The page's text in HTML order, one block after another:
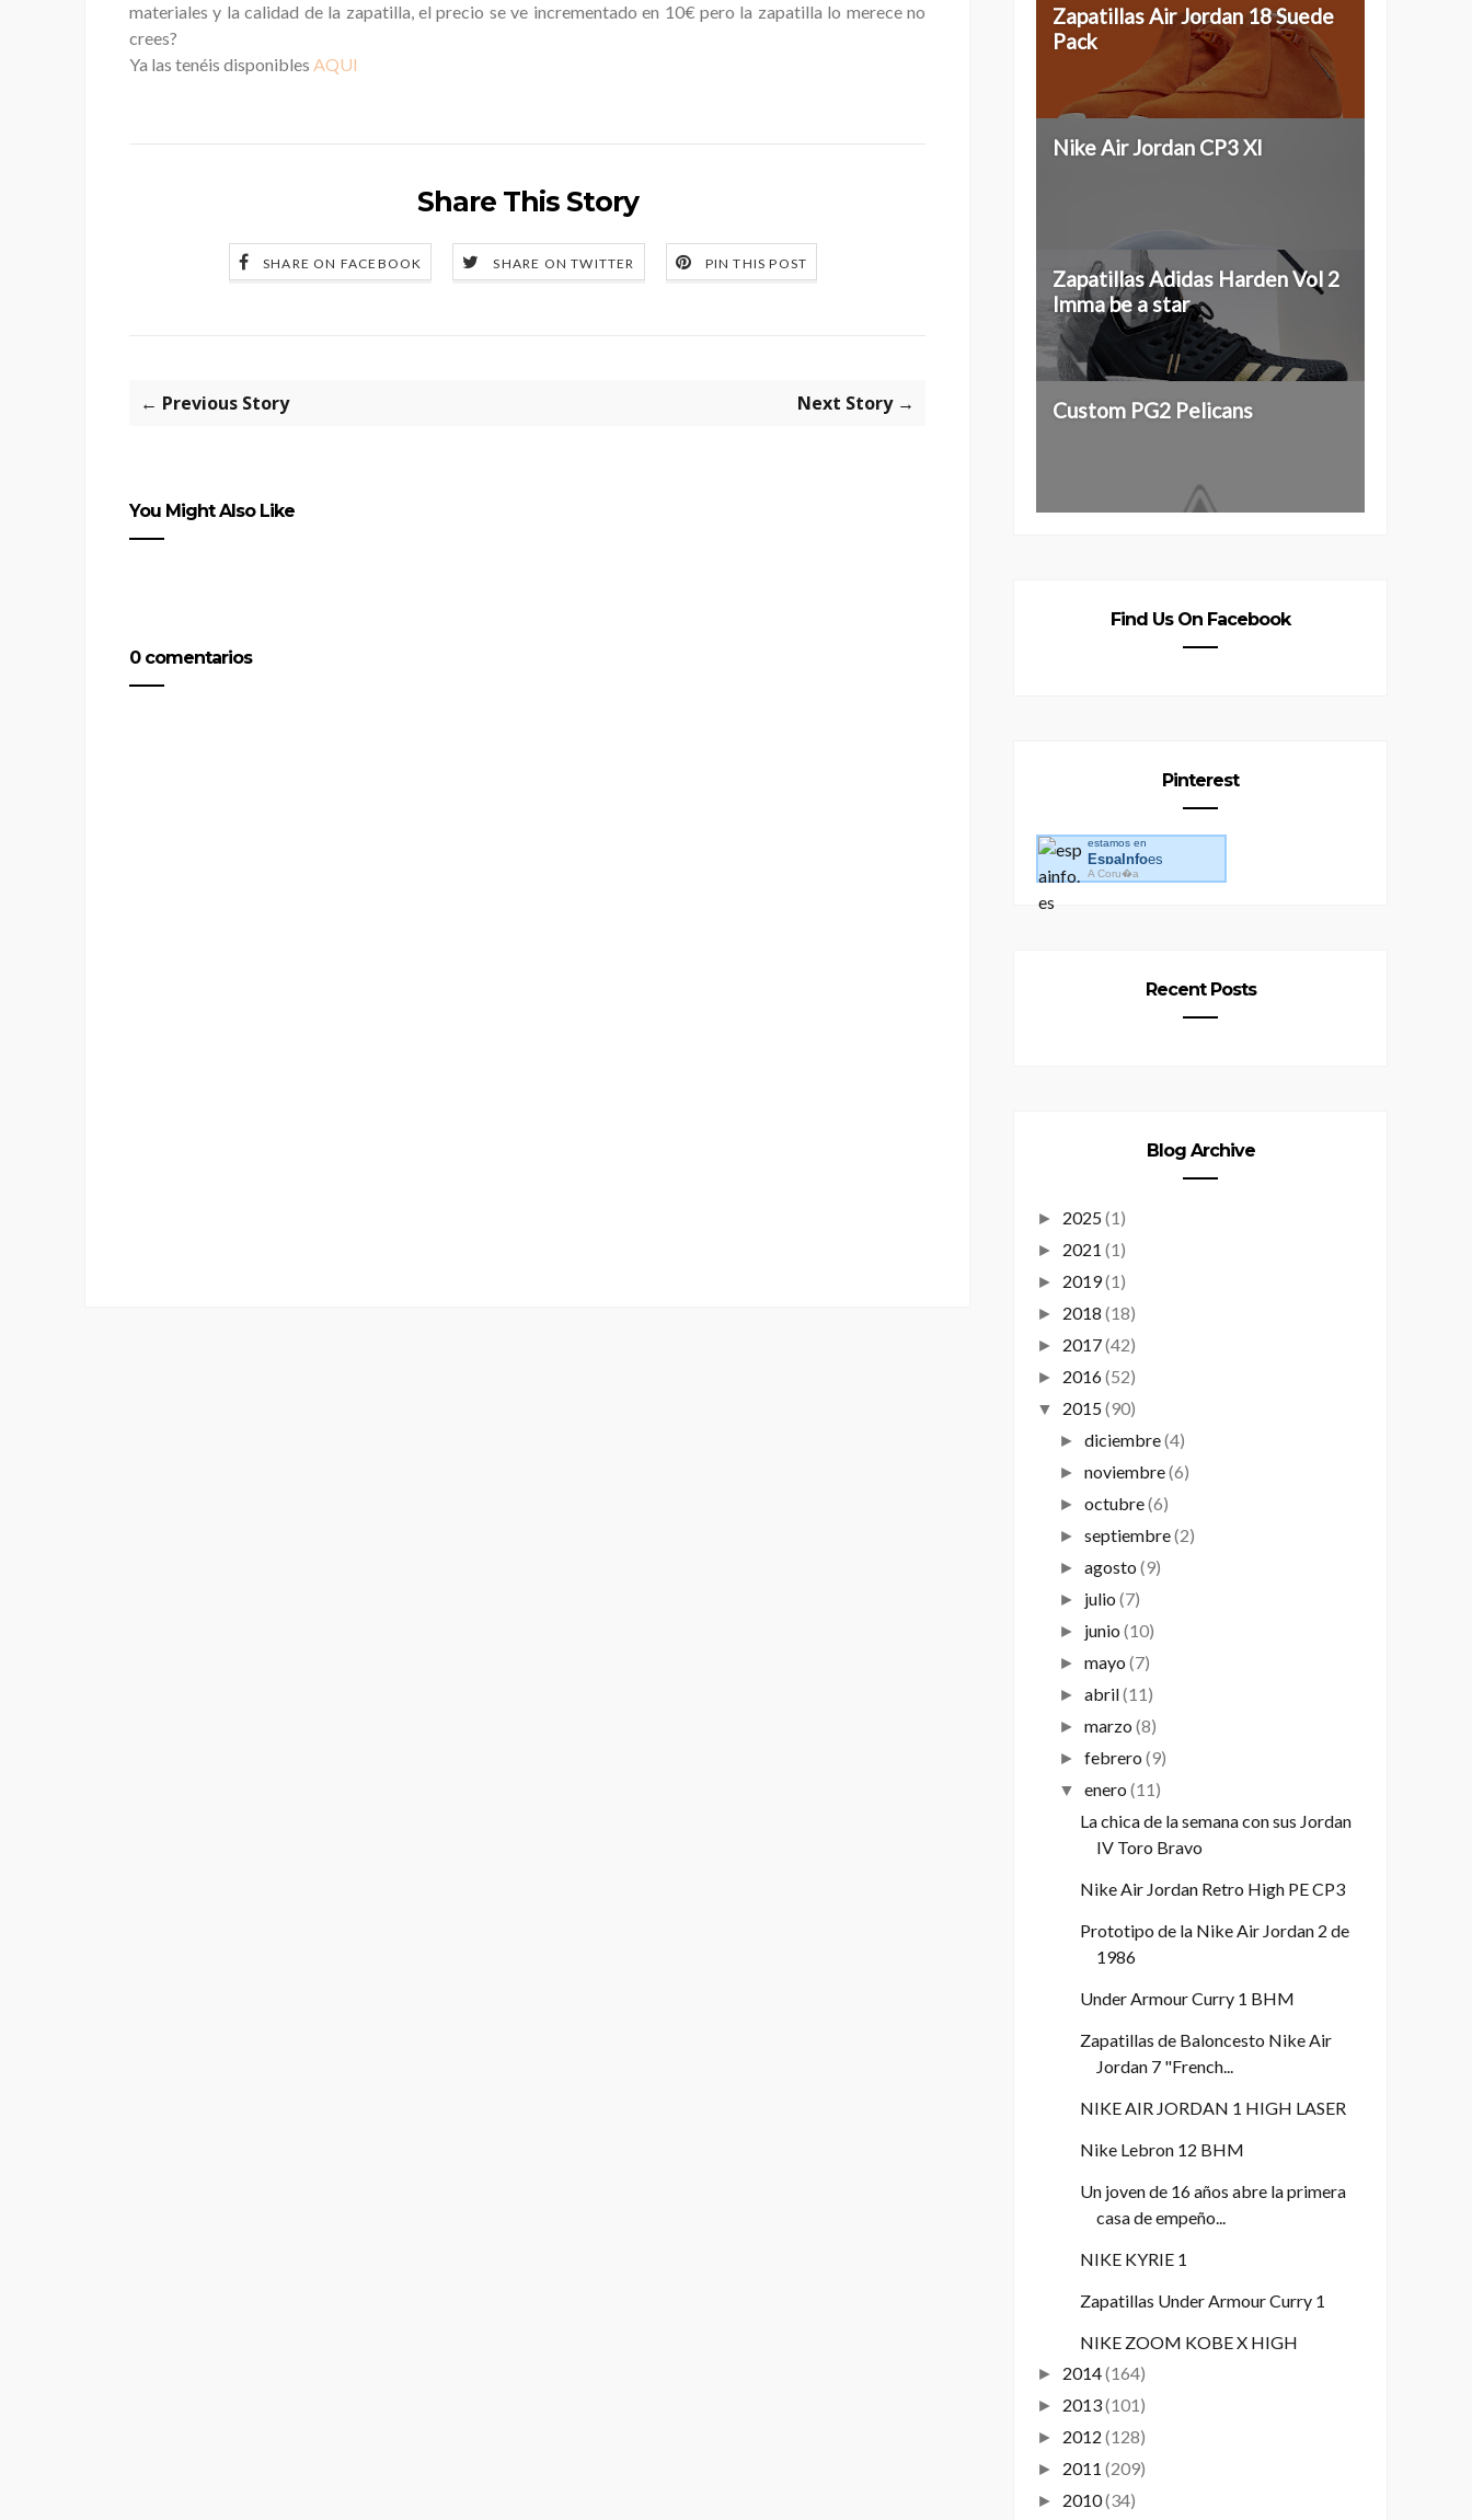
materiales y la calidad de la zapatilla, el precio se ve incrementado en 10€ pero la zapatilla lo merece no
crees?
Ya las tenéis disponibles AQUI
Share This Story
SHARE ON FACEBOOK SHARE ON TWITTER PIN THIS POST
← Previous Story Next Story →
You Might Also Like
0 comentarios
Zapatillas Air Jordan 18 Suede
Pack
Nike Air Jordan CP3 XI
Zapatillas Adidas Harden Vol 2
Imma be a star
Custom PG2 Pelicans
Find Us On Facebook
Pinterest
estamos en
EspaInfoes
A Coru�a
Recent Posts
Blog Archive
► 2025(1)
► 2021 (1)
► 2019(1)
► 2018 (18)
► 2017(42)
► 2016(52)
▼ 2015(90)
► diciembre(4)
► noviembre(6)
► octubre(6)
► septiembre(2)
► agosto (9)
► julio (7)
► junio (10)
► mayo (7)
► abril(11)
► marzo (8)
► febrero (9)
▼ enero (11)
La chica de la semana con sus Jordan
IV Toro Bravo
Nike Air Jordan Retro High PE CP3
Prototipo de la Nike Air Jordan 2 de
1986
Under Armour Curry 1 BHM
Zapatillas de Baloncesto Nike Air
Jordan 7 "French...
NIKE AIR JORDAN 1 HIGH LASER
Nike Lebron 12 BHM
Un joven de 16 años abre la primera
casa de empeño...
NIKE KYRIE 1
Zapatillas Under Armour Curry 1
NIKE ZOOM KOBE X HIGH
► 2014(164)
► 2013(101)
► 2012 (128)
► 2011 (209)
► 2010(34)